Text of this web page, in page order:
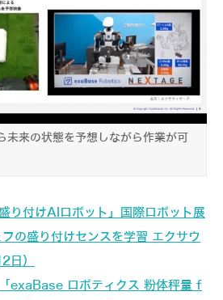
未来の状態を予想しながら作業が可
り付けAIロボット」国際ロボット展
の盛り付けセンスを学習 エクサウ
日）
exaBase ロボティクス 粉体秤量 f